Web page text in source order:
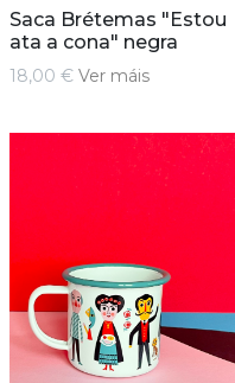
Saca Brétemas "Estou
ata a cona" negra
18,00 € Ver máis